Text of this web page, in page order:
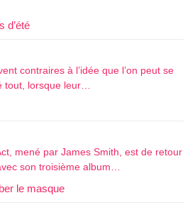
d’été
contraires à l’idée que l’on peut se
tout, lorsque leur…
mené par James Smith, est de retour
son troisième album…
le masque